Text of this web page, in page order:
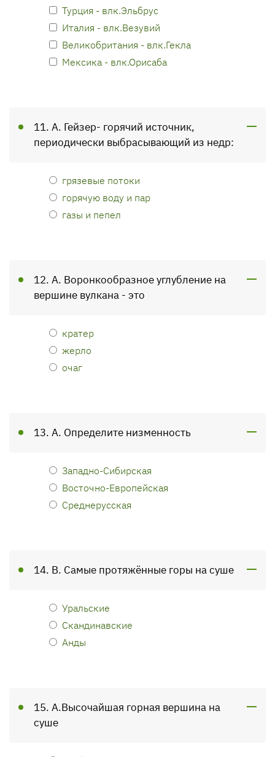
Турция - влк.Эльбрус
Италия - влк.Везувий
Великобритания - влк.Гекла
Мексика - влк.Орисаба
11. А. Гейзер- горячий источник,
периодически выбрасывающий из недр:
грязевые потоки
горячую воду и пар
газы и пепел
12. А. Воронкообразное углубление на
вершине вулкана - это
кратер
жерло
очаг
13. А. Определите низменность
Западно-Сибирская
Восточно-Европейская
Среднерусская
14. В. Самые протяжённые горы на суше
Уральские
Скандинавские
Анды
15. А.Высочайшая горная вершина на
суше